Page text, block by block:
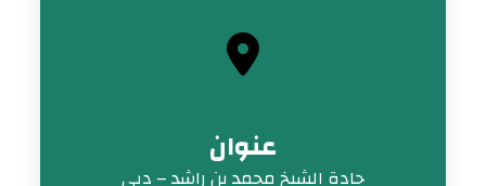
عنوان
جادة الشيخ محمد بن راشد – دبي